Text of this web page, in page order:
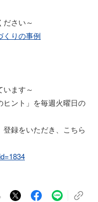
ださい～
くりの事例
います～
ヒント」を毎週火曜日の
録をいただき、こちら